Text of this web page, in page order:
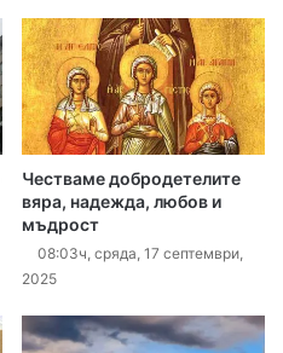
Честваме добродетелите
вяра, надежда, любов и
мъдрост
08:03ч, сряда, 17 септември,
2025